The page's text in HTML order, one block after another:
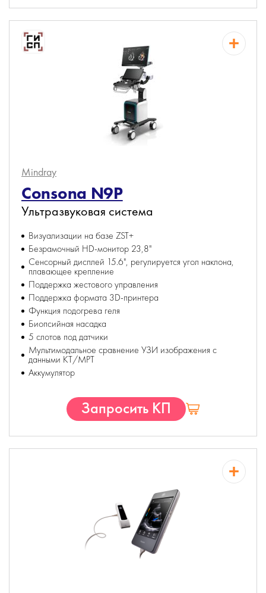
Mindray
Consona N9P
Ультразвуковая система
Визуализации на базе ZST+
Безрамочный HD-монитор 23,8"
Сенсорный дисплей 15.6", регулируется угол наклона,
плавающее крепление
Поддержка жестового управления
Поддержка формата 3D-принтера
Функция подогрева геля
Биопсийная насадка
5 слотов под датчики
Мультимодальное сравнение УЗИ изображения с
данными КТ/МРТ
Аккумулятор
Запросить КП